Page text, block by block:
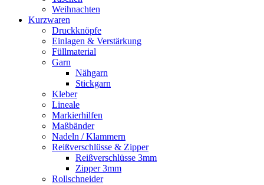
Weihnachten
Kurzwaren
Druckknöpfe
Einlagen & Verstärkung
Füllmaterial
Garn
Nähgarn
Stickgarn
Kleber
Lineale
Markierhilfen
Maßbänder
Nadeln / Klammern
Reißverschlüsse & Zipper
Reißverschlüsse 3mm
Zipper 3mm
Rollschneider